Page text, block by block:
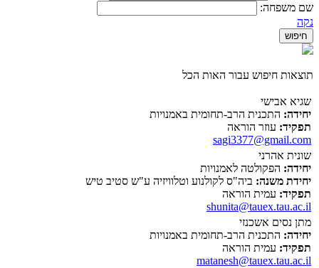
שם משפחה:
נקה
תוצאות חיפוש עבור האות הכל
שגיא אבישי
יחידה: התכנית הרב-תחומית באמנויות
תפקיד: עוזר הוראה
sagi3377@gmail.com
שונית אהרני
יחידה: הפקולטה לאמנויות
יחידת משנה: ביה"ס לקולנוע וטלוויזיה ע"ש סטיב טיש
תפקיד: עמית הוראה
shunita@tauex.tau.ac.il
מתן נסים אשכנזי
יחידה: התכנית הרב-תחומית באמנויות
תפקיד: עמית הוראה
matanesh@tauex.tau.ac.il